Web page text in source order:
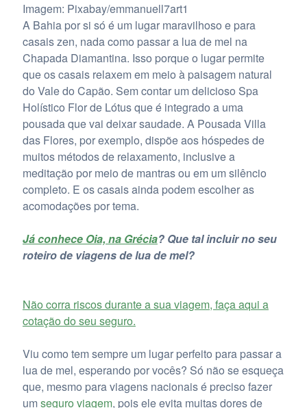
Imagem: Pixabay/emmanuell7art1
A Bahia por si só é um lugar maravilhoso e para
casais zen, nada como passar a lua de mel na
Chapada Diamantina. Isso porque o lugar permite
que os casais relaxem em meio à paisagem natural
do Vale do Capão. Sem contar um delicioso Spa
Holístico Flor de Lótus que é integrado a uma
pousada que vai deixar saudade. A Pousada Villa
das Flores, por exemplo, dispõe aos hóspedes de
muitos métodos de relaxamento, inclusive a
meditação por meio de mantras ou em um silêncio
completo. E os casais ainda podem escolher as
acomodações por tema.
Já conhece Oia, na Grécia? Que tal incluir no seu
roteiro de viagens de lua de mel?
Não corra riscos durante a sua viagem, faça aqui a
cotação do seu seguro.
Viu como tem sempre um lugar perfeito para passar a
lua de mel, esperando por vocês? Só não se esqueça
que, mesmo para viagens nacionais é preciso fazer
umseguro viagem, pois ele evita muitas dores de